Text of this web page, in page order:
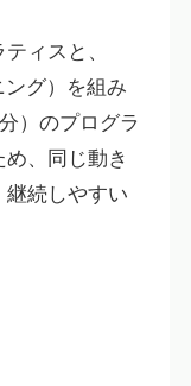
ィスと、
グ）を組み
）のプログラ
、同じ動き
続しやすい